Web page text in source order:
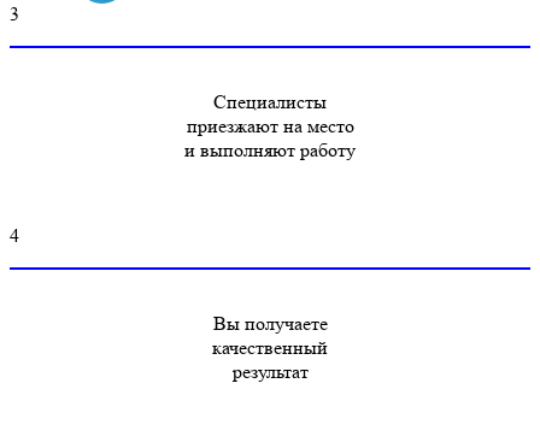
3
Специалисты
приезжают на место
и выполняют работу
4
Вы получаете
качественный
результат